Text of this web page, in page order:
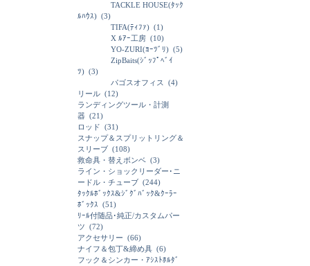
TACKLE HOUSE(ﾀｯｸ
ﾙﾊｳｽ) (3)
TIFA(ﾃｨﾌｧ) (1)
X ﾙｱｰ工房 (10)
YO-ZURI(ﾖｰﾂﾞﾘ) (5)
ZipBaits(ｼﾞｯﾌﾟﾍﾞｲ
ﾂ) (3)
パゴスオフィス
(4)
リール (12)
ランディングツール・計測
器 (21)
ロッド (31)
スナップ＆スプリットリング＆
スリーブ (108)
救命具・替えボンベ (3)
ライン・ショックリーダー･ニ
ードル・チューブ (244)
ﾀｯｸﾙﾎﾞｯｸｽ&ｼﾞｸﾞﾊﾞｯｸ&ｸｰﾗｰ
ﾎﾞｯｸｽ (51)
ﾘｰﾙ付随品･純正/カスタムパー
ツ (72)
アクセサリー (66)
ナイフ＆包丁&締め具 (6)
フック＆シンカー・ｱｼｽﾄﾎﾙﾀﾞ